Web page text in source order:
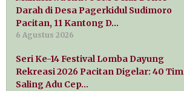
Darah di Desa Pagerkidul Sudimoro
Pacitan, 11 Kantong D…
6 Agustus 2026
Seri Ke-14 Festival Lomba Dayung
Rekreasi 2026 Pacitan Digelar: 40 Tim
Saling Adu Cep…